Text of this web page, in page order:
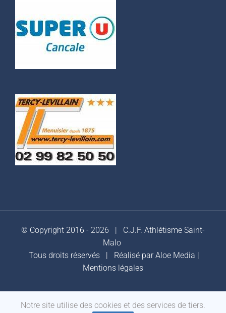
© Copyright 2016 - 2026 | C.J.F. Athlétisme Saint-
Malo
Tous droits réservés | Réalisé parAloe Media |
Mentions légales
Facebook
Notre site utilise des cookies et des services de tiers.